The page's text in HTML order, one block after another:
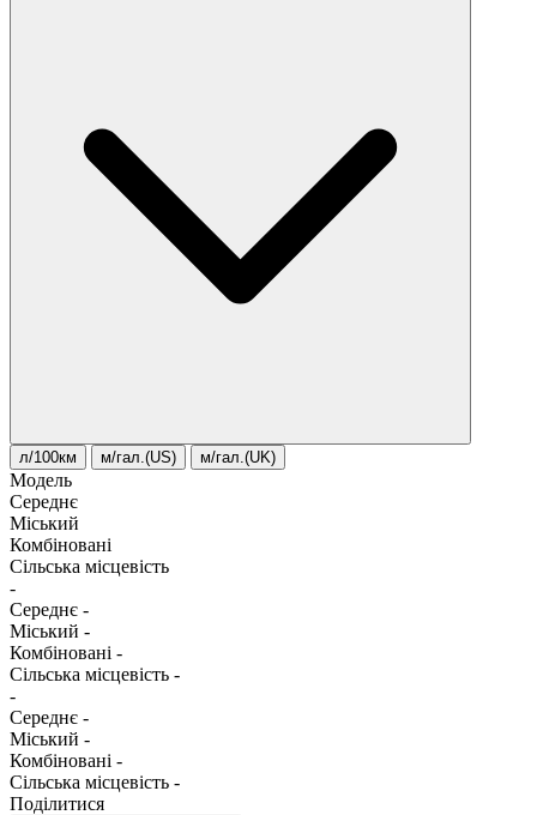
л/100км м/гал.(US) м/гал.(UK)
Модель
Середнє
Міський
Комбіновані
Сільська місцевість
-
Середнє -
Міський -
Комбіновані -
Сільська місцевість -
-
Середнє -
Міський -
Комбіновані -
Сільська місцевість -
Поділитися